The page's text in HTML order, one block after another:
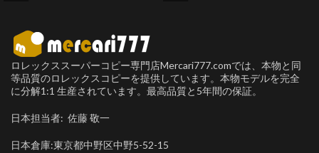
ロレックススーパーコピー専門店Mercari777.comでは、本物と同
等品質のロレックスコピーを提供しています。本物モデルを完全
に分解1:1 生産されています。最高品質と5年間の保証。
日本担当者: 佐藤 敬一
日本倉庫:東京都中野区中野5-52-15